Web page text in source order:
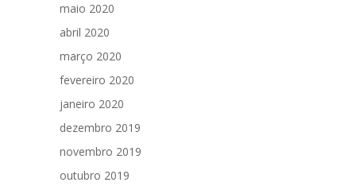
maio 2020
abril 2020
março 2020
fevereiro 2020
janeiro 2020
dezembro 2019
novembro 2019
outubro 2019